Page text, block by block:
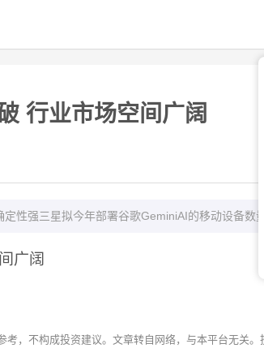
行业市场空间广阔
性强三星拟今年部署谷歌GeminiAI的移动设备数量
广阔
，不构成投资建议。文章转自网络，与本平台无关。